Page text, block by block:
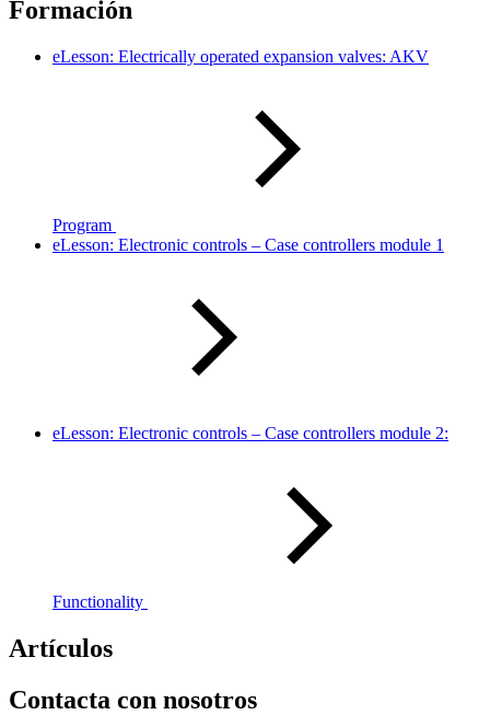
Formación
eLesson: Electrically operated expansion valves: AKV
Program
eLesson: Electronic controls – Case controllers module 1
eLesson: Electronic controls – Case controllers module 2:
Functionality
Artículos
Contacta con nosotros